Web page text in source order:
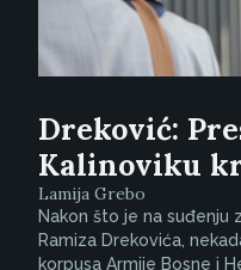
Dreković:
Kalinoviku
Lamija Grebo
Nakon što je na suđenju
Ramiza Drekovića,
korpusa Armije Bosne i